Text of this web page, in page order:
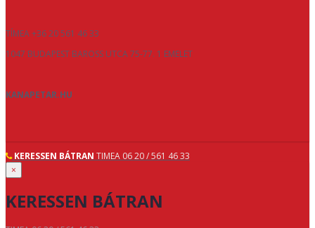
TÍMEA +36 20 561 46 33
1047 BUDAPEST BAROSS UTCA 75-77. 1 EMELET
KANAPETAR.HU
KERESSEN BÁTRAN TIMEA 06 20 / 561 46 33
×
KERESSEN BÁTRAN